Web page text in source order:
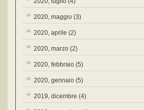
2020, maggio (3)
2020, aprile (2)
2020, marzo (2)
2020, febbraio (5)
2020, gennaio (5)
2019, dicembre (4)